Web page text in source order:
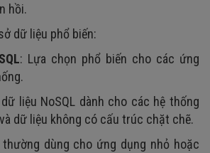
hồi.
dữ liệu phổ biến:
: Lựa chọn phổ biến cho các ứng
liệu NoSQL dành cho các hệ thống
dữ liệu không có cấu trúc chặt chẽ.
thường dùng cho ứng dụng nhỏ hoặc